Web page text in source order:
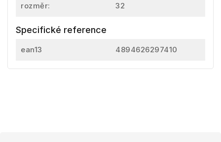
rozměr: 32
Specifické reference
ean13 4894626297410